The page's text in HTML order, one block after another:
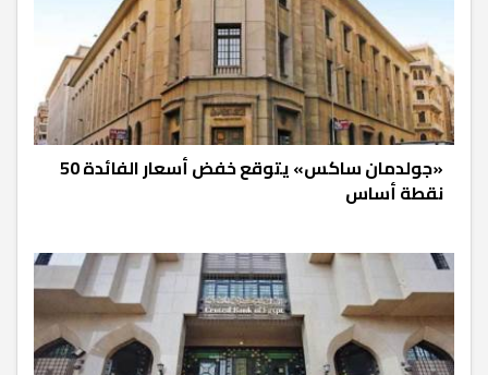
«جولدمان ساكس» يتوقع خفض أسعار الفائدة 50
نقطة أساس